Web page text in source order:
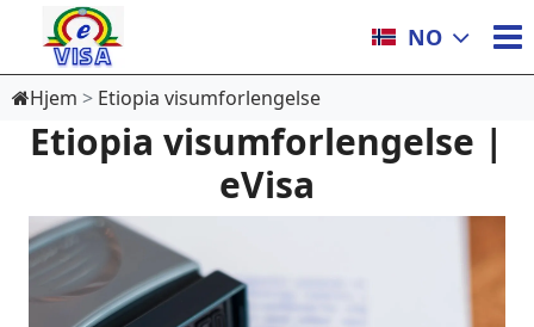
NO
Hjem Etiopia visumforlengelse
Etiopia visumforlengelse |
eVisa